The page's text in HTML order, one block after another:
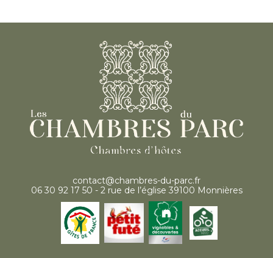
contact@chambres-du-parc.fr
06 30 92 17 50 - 2 rue de l’église 39100 Monnières